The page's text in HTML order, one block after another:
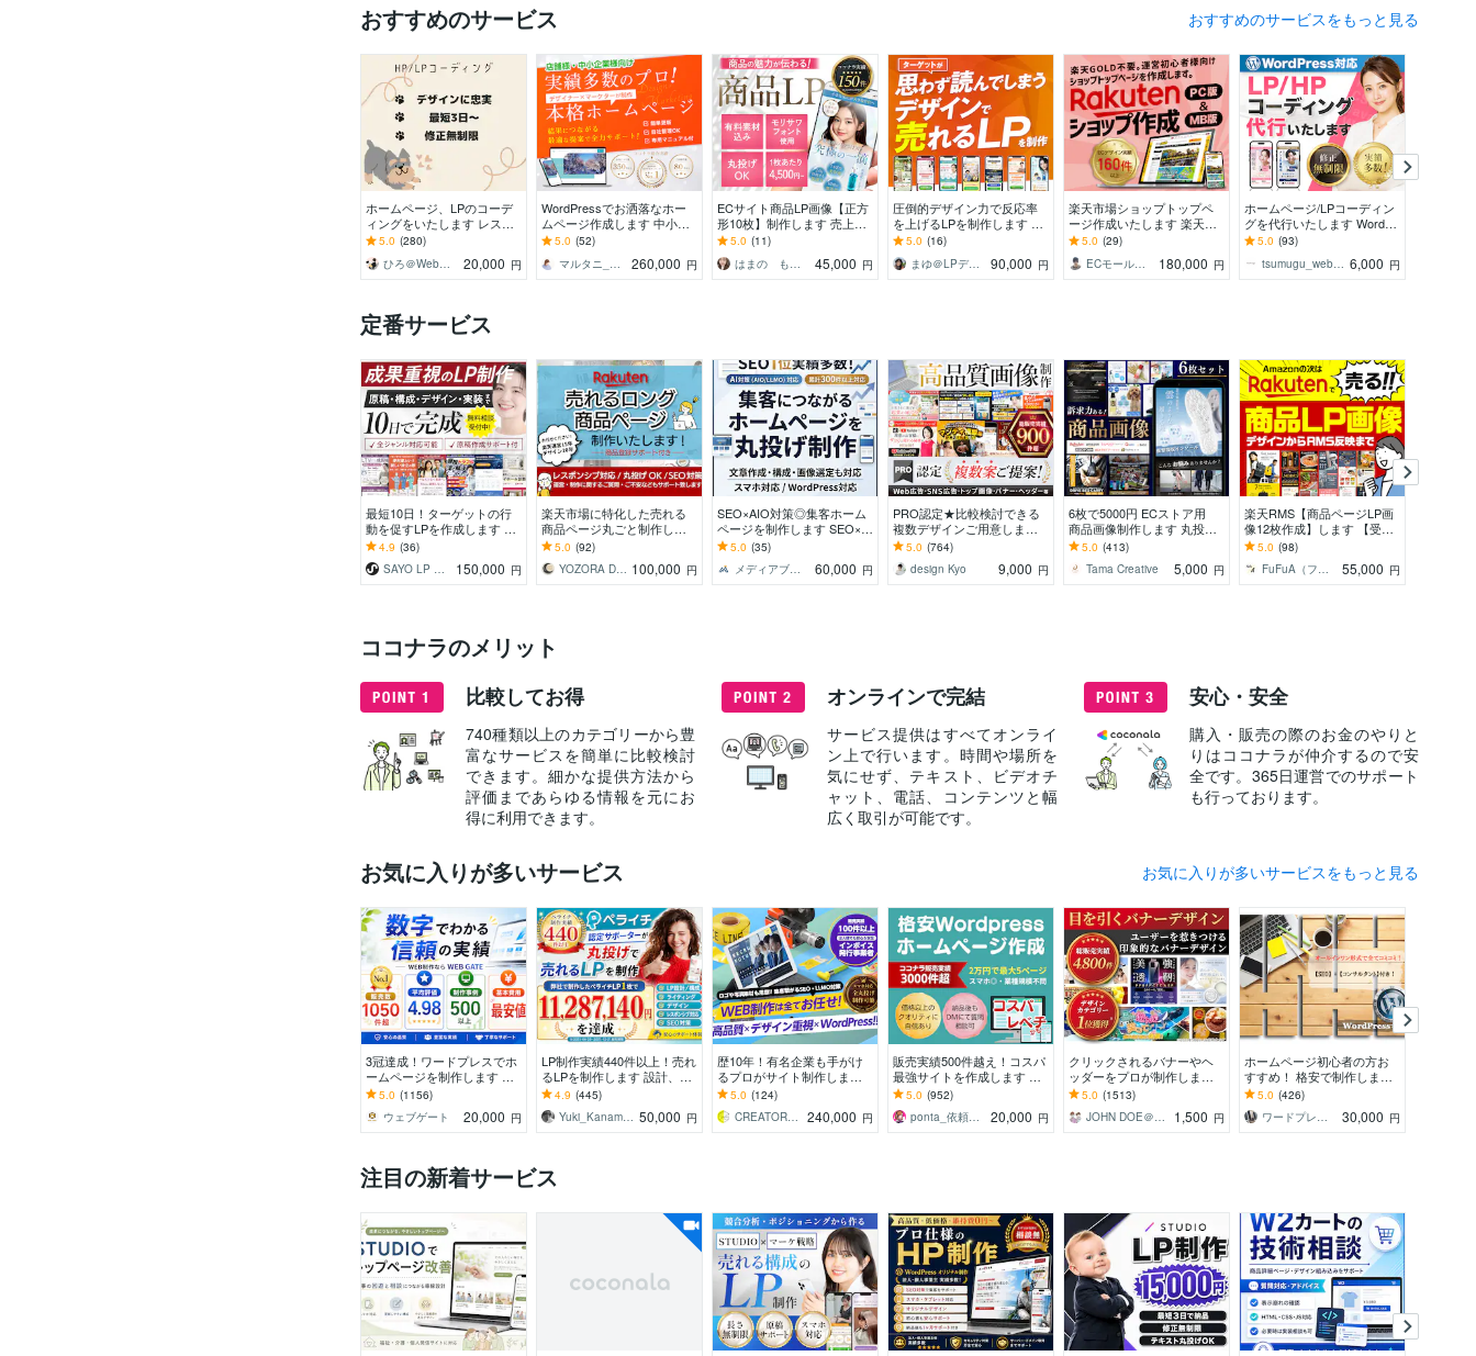
すべて見る
おすすめのサービス おすすめのサービスをもっと見る
ホームページ、LPのコーデ
ィングをいたします レスポ
ンシブ対応可能！素早く丁
寧にコーディングいたしま
す！
5.0 (280)
ひろ＠Webコーダー
20,000 円
WordPressでお洒落なホー
ムページ作成します 中小企
業・個人店様対象★お客様
線設計
5.0 (52)
マルタニ_March｜HP制作×マーケタ
260,000 円
ECサイト商品LP画像【正方
形10枚】制作します 売上UP
に繋がる！楽天/自社サイト/
クラファン
5.0 (11)
はまの ももこ
45,000 円
圧倒的デザイン力で反応率
を上げるLPを制作します 最
短１週間！スピード納品！
お急ぎの方お任せくださ
い！
5.0 (16)
まゆ＠LPデザイナー
90,000 円
楽天市場ショップトップペ
ージ作成いたします 楽天GO
LDを使わないので、運営初
心者様にピッタリです
5.0 (29)
ECモール制作代行 ウェザインラボ
180,000 円
ホームページ/LPコーディン
グを代行いたします WordPr
ess対応もお任せ｜コーディ
5.0 (93)
tsumugu_web制作 6,000 円
定番サービス
最短10日！ターゲットの行
動を促すLPを作成します 行
動を促す情報設計からデザ
イン・実装まで全てお任せ
ください。
4.9 (36)
SAYO LP DESIGN
150,000 円
楽天市場に特化した売れる
商品ページ丸ごと制作しま
す 売れない理由を探り賑わ
うロングページ制作!制作実
績20年
5.0 (92)
YOZORA DESIGN STUDIO 100,000 円
SEO×AIO対策◎集客ホーム
ページを制作します SEO×AI
O最適化(LLMO)◎丸投げOK
で作成します
5.0 (35)
メディアブーム｜Web集客の専門家
60,000 円
PRO認定★比較検討できる
複数デザインご用意します
実績900件超！高評価★5！
比較して選べるから納得度
アップ！
5.0 (764)
design Kyo
9,000 円
6枚で5000円 ECストア用
商品画像制作します 丸投げ
依頼もOK！さまざまなECサ
イトに特化したデザイン
5.0 (413)
Tama Creative
5,000 円
楽天RMS【商品ページLP画
像12枚作成】します 【受賞
店など実績400店舗以上】現
役デザイナーが作成しま
す！
5.0 (98)
FuFuA（フウフ・エー）
55,000 円
ココナラのメリット
比較してお得
740種類以上のカテゴリーから豊
富なサービスを簡単に比較検討
できます。細かな提供方法から
評価まであらゆる情報を元にお
得に利用できます。
オンラインで完結
サービス提供はすべてオンライ
ン上で行います。時間や場所を
気にせず、テキスト、ビデオチ
ャット、電話、コンテンツと幅
広く取引が可能です。
安心・安全
購入・販売の際のお金のやりと
りはココナラが仲介するので安
全です。365日運営でのサポート
も行っております。
お気に入りが多いサービス お気に入りが多いサービスをもっと見る
3冠達成！ワードプレスでホ
ームページを制作します WE
B制作＆デザイン部門1位
（販売数・評価数・お気に
入り数）
5.0 (1156)
ウェブゲート
20,000 円
LP制作実績440件以上！売れ
るLPを制作します 設計、構
成からライティング、デザ
インまで全て丸投げ対応可
能！
4.9 (445)
Yuki_Kanamaru 50,000 円
歴10年！有名企業も手がけ
るプロがサイト制作します
初心者でも安心★ヒアリン
グ重視・要望に沿って柔軟
に対応可能
5.0 (124)
CREATORSZERO
240,000 円
販売実績500件越え！コスパ
最強サイトを作成します 起
業、副業、ブログ！WPで更
新楽々！オリジナルデザイ
ン可能
5.0 (952)
ponta_依頼多数のため返信遅れます
20,000 円
クリックされるバナーやヘ
ッダーをプロが制作します
デザイン歴20年以上のプロ
が反応率を意識した設計で
制作
5.0 (1513)
JOHN DOE＠販売実績4800件以上
1,500 円
ホームページ初心者の方お
すすめ！ 格安で制作します
追加料なし | スマホ対応、問
い合わせ、ブログ設置、SE
O込
5.0 (426)
ワードプレスPro
30,000 円
注目の新着サービス